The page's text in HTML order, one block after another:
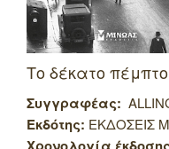
Το δέκατο
Συγγραφέας:
Εκδότης: ΕΚΔΟΣΕΙΣ